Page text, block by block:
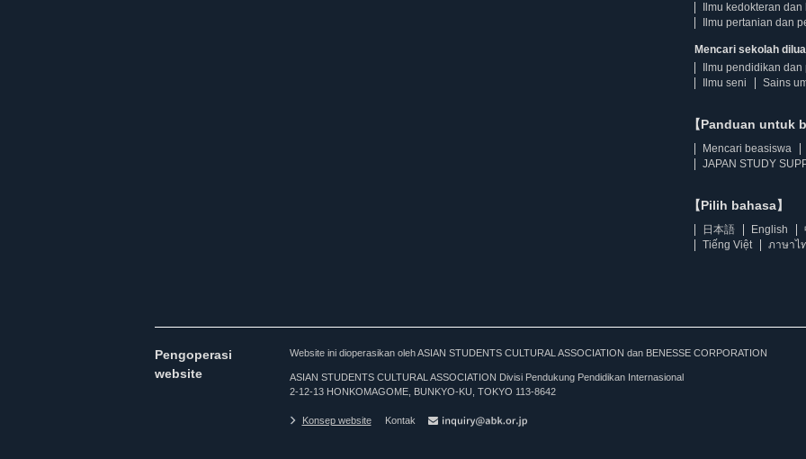
Ilmu kedokteran
Ilmu pertanian dan
Mencari sekolah
Ilmu pendidikan
Ilmu seni
Sains
【Panduan untuk
Mencari beasiswa
JAPAN STUDY
【Pilih bahasa】
日本語 English
Tiếng Việt
ภาษาไ
Pengoperasi
website
Website ini dioperasikan oleh ASIAN STUDENTS CULTURAL ASSOCIATION dan BENESSE CORPORATION
ASIAN STUDENTS CULTURAL ASSOCIATION Divisi Pendukung Pendidikan Internasional
2-12-13 HONKOMAGOME, BUNKYO-KU, TOKYO 113-8642
Konsep website Kontak